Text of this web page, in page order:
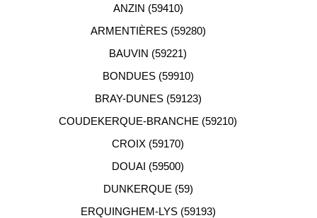
ANZIN (59410)
ARMENTIÈRES (59280)
BAUVIN (59221)
BONDUES (59910)
BRAY-DUNES (59123)
COUDEKERQUE-BRANCHE (59210)
CROIX (59170)
DOUAI (59500)
DUNKERQUE (59)
ERQUINGHEM-LYS (59193)